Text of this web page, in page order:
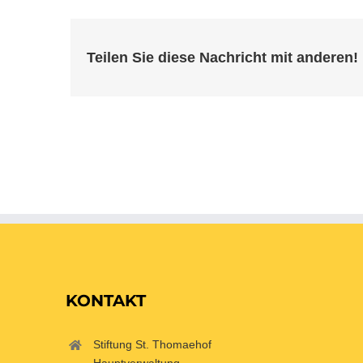
Teilen Sie diese Nachricht mit anderen!
KONTAKT
Stiftung St. Thomaehof